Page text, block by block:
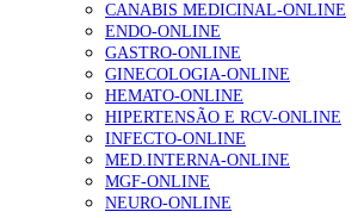
CANABIS MEDICINAL-ONLINE
ENDO-ONLINE
GASTRO-ONLINE
GINECOLOGIA-ONLINE
HEMATO-ONLINE
HIPERTENSÃO E RCV-ONLINE
INFECTO-ONLINE
MED.INTERNA-ONLINE
MGF-ONLINE
NEURO-ONLINE